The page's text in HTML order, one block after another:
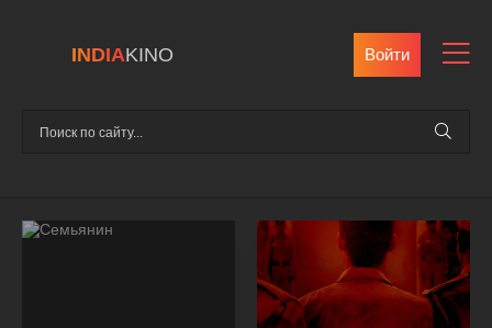
INDIAKINO Войти